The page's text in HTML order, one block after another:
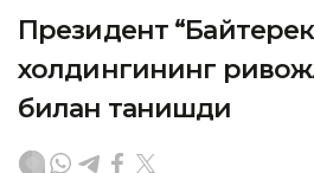
Президент
холдингининг
билан танишди